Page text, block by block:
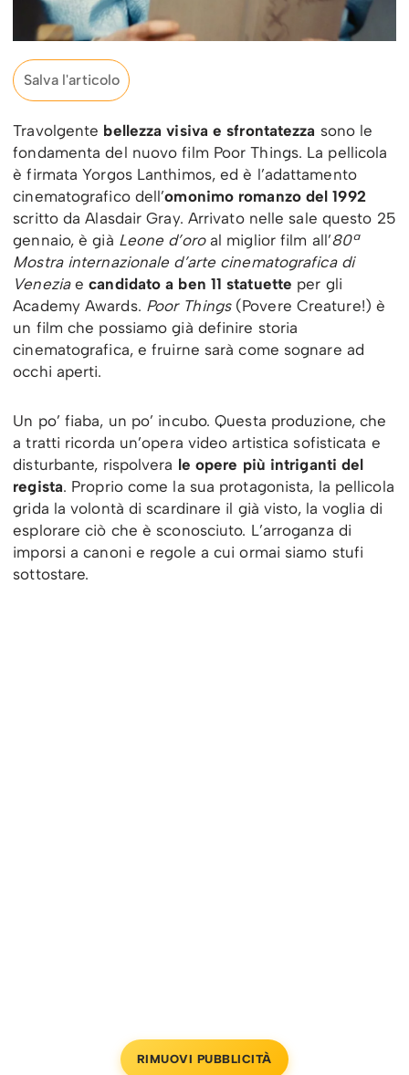
Salva l'articolo
Travolgente bellezza visiva e sfrontatezza sono le
fondamenta del nuovo film Poor Things. La pellicola
è firmata Yorgos Lanthimos, ed è l’adattamento
cinematografico dell’omonimo romanzo del 1992
scritto da Alasdair Gray. Arrivato nelle sale questo 25
gennaio, è già Leone d’oroal miglior film all’80ª
Mostra internazionale d’arte cinematografica di
Veneziaecandidato a ben 11 statuette per gli
Academy Awards. Poor Things (Povere Creature!) è
un film che possiamo già definire storia
cinematografica, e fruirne sarà come sognare ad
occhi aperti.
Un po’ fiaba, un po’ incubo. Questa produzione, che
a tratti ricorda un’opera video artistica sofisticata e
disturbante, rispolvera le opere più intriganti del
regista. Proprio come la sua protagonista, la pellicola
grida la volontà di scardinare il già visto, la voglia di
esplorare ciò che è sconosciuto. L’arroganza di
imporsi a canoni e regole a cui ormai siamo stufi
sottostare.
RIMUOVI PUBBLICITÀ